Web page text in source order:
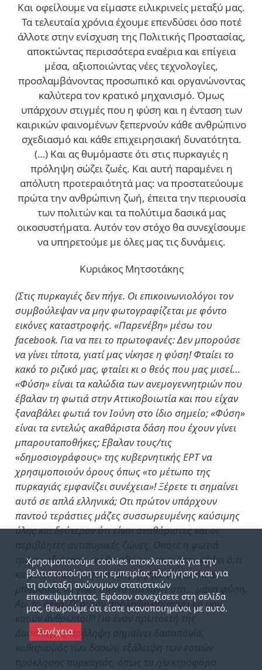
Και οφείλουμε να είμαστε ειλικρινείς μεταξύ μας.
Τα τελευταία χρόνια έχουμε επενδύσει όσο ποτέ
άλλοτε στην ενίσχυση της Πολιτικής Προστασίας,
αποκτώντας περισσότερα εναέρια και επίγεια
μέσα, αξιοποιώντας νέες τεχνολογίες,
προσλαμβάνοντας προσωπικό και οργανώνοντας
καλύτερα τον κρατικό μηχανισμό. Όμως
υπάρχουν στιγμές που η φύση και η ένταση των
καιρικών φαινομένων ξεπερνούν κάθε ανθρώπινο
σχεδιασμό και κάθε επιχειρησιακή δυνατότητα.
(…) Και ας θυμόμαστε ότι στις πυρκαγιές η
πρόληψη σώζει ζωές. Και αυτή παραμένει η
απόλυτη προτεραιότητά μας: να προστατεύουμε
πρώτα την ανθρώπινη ζωή, έπειτα την περιουσία
των πολιτών και τα πολύτιμα δασικά μας
οικοσυστήματα. Αυτόν τον στόχο θα συνεχίσουμε
να υπηρετούμε με όλες μας τις δυνάμεις.
Κυριάκος Μητσοτάκης
(Στις πυρκαγιές δεν πήγε. Οι επικοινωνιολόγοι τον
συμβούλεψαν να μην φωτογραφίζεται με φόντο
εικόνες καταστροφής. «Παρενέβη» μέσω του
facebook. Για να πει το πρωτοφανές: Δεν μπορούσε
να γίνει τίποτα, γιατί μας νίκησε η φύση! Φταίει το
κακό το ριζικό μας, φταίει κι ο θεός που μας μισεί…
«Φύση» είναι τα καλώδια των ανεμογεννητριών που
έβαλαν τη φωτιά στην Αττικοβοιωτία και που είχαν
ξαναβάλει φωτιά τον Ιούνη στο ίδιο σημείο; «Φύση»
είναι τα εντελώς ακαθάριστα δάση που έχουν γίνει
μπαρουταποθήκες; Εβαλαν τους/τις
«δημοσιογράφους» της κυβερνητικής ΕΡΤ να
χρησιμοποιούν όρους όπως «το μέτωπο της
πυρκαγιάς εμφανίζει συνέχεια»! Ξέρετε τι σημαίνει
αυτό σε απλά ελληνικά; Οτι πρώτον υπάρχουν
παντού τεράστιες μάζες συσσωρευμένης καύσιμης
ύλης και δεύτερον ότι είναι ακαθάριστες και οι
τρέχει αδιάκοπα και θα σβήσει μόνο όταν κάψει ό,τι
καίγεται. Και ο Μητσοτάκης βγήκε να πει ότι δεν
μπορούσε να γίνει τίποτα απέναντι στη… μάνα φύση.
Αμ’ το άλλο; Γι’ αυτόν πρόληψη σημαίνει να μην
καούν άνθρωποι!!! Για έναν πρωτοετή της
Δασολογίας πρόληψη σημαίνει δασοπονία,
Χρησιμοποιούμε cookies αποκλειστικά για την
βελτιστοποίηση της εμπειρίας πλοήγησης και για
τη σύνταξη ανώνυμων στατιστικών
επισκεψιμότητας. Εφόσον συνεχίσετε στη σελίδα
μας, θεωρούμε ότι είστε ικανοποιημένοι με αυτό.
Συνέχεια